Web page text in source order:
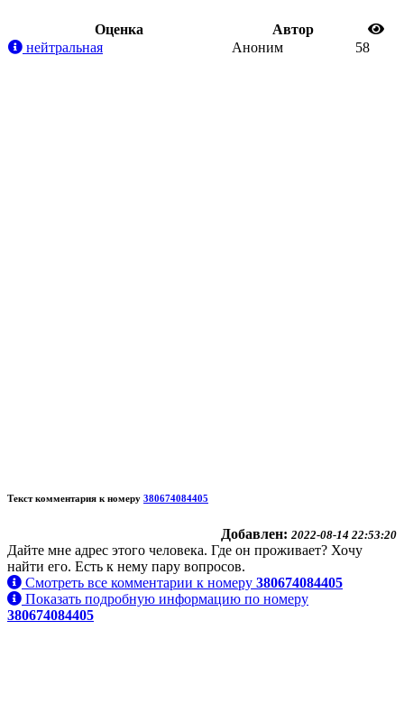
Oценка
Автор
нейтральная
Аноним 58
Текст комментария к номеру 380674084405
Добавлен: 2022-08-14 22:53:20
Дайте мне адрес этого человека. Где он проживает? Хочу
найти его. Есть к нему пару вопросов.
Смотреть все комментарии к номеру 380674084405
Показать подробную информацию по номеру
380674084405